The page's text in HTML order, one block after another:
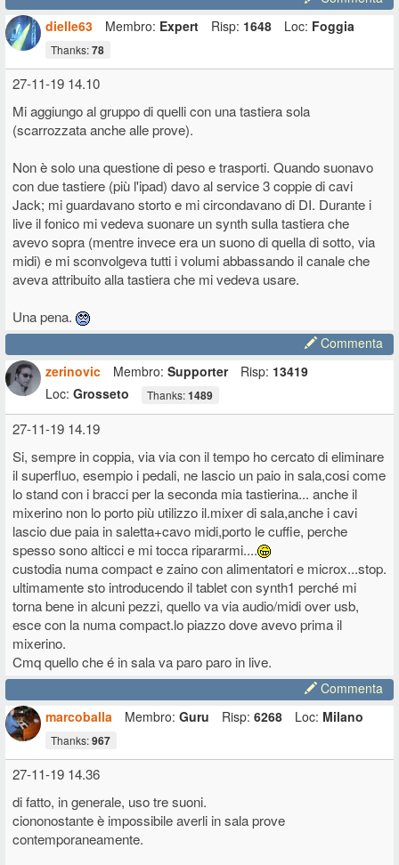
dielle63
Membro: Expert Risp: 1648 Loc: Foggia
Thanks:78
27-11-19 14.10
Mi aggiungo al gruppo di quelli con una tastiera sola
(scarrozzata anche alle prove).
Non è solo una questione di peso e trasporti. Quando suonavo
con due tastiere (più l'ipad) davo al service 3 coppie di cavi
Jack; mi guardavano storto e mi circondavano di DI. Durante i
live il fonico mi vedeva suonare un synth sulla tastiera che
avevo sopra (mentre invece era un suono di quella di sotto, via
midi) e mi sconvolgeva tutti i volumi abbassando il canale che
aveva attribuito alla tastiera che mi vedeva usare.
Una pena.
Commenta
zerinovic
Membro: Supporter Risp: 13419
Loc: Grosseto Thanks:1489
27-11-19 14.19
Si, sempre in coppia, via via con il tempo ho cercato di eliminare
il superfluo, esempio i pedali, ne lascio un paio in sala,cosi come
lo stand con i bracci per la seconda mia tastierina... anche il
mixerino non lo porto più utilizzo il.mixer di sala,anche i cavi
lascio due paia in saletta+cavo midi,porto le cuffie, perche
spesso sono alticci e mi tocca ripararmi....
custodia numa compact e zaino con alimentatori e microx...stop.
ultimamente sto introducendo il tablet con synth1 perché mi
torna bene in alcuni pezzi, quello va via audio/midi over usb,
esce con la numa compact.lo piazzo dove avevo prima il
mixerino.
Cmq quello che é in sala va paro paro in live.
Commenta
marcoballa
Membro: Guru Risp: 6268 Loc: Milano
Thanks:967
27-11-19 14.36
di fatto, in generale, uso tre suoni.
ciononostante è impossibile averli in sala prove
contemporaneamente.